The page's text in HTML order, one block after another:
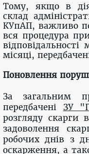
Тому, якщо в
склад
КУпАП, важливо
вся процедура
місяці,
Поновлення
За загальним
передбачені ЗУ
розгляду скарги
задоволення
робочих днів з
оскарження, а